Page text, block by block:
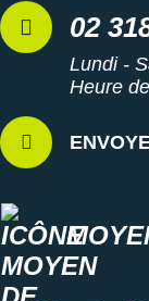
02
Lundi -
Heure